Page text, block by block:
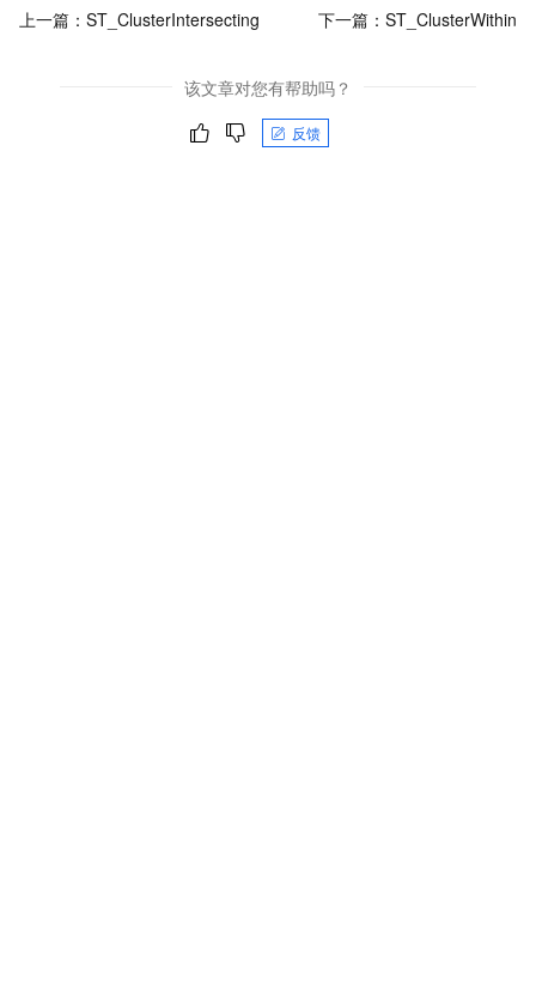
上一篇： ST_ClusterIntersecting 下一篇： ST_ClusterWithin
该文章对您有帮助吗？
反馈